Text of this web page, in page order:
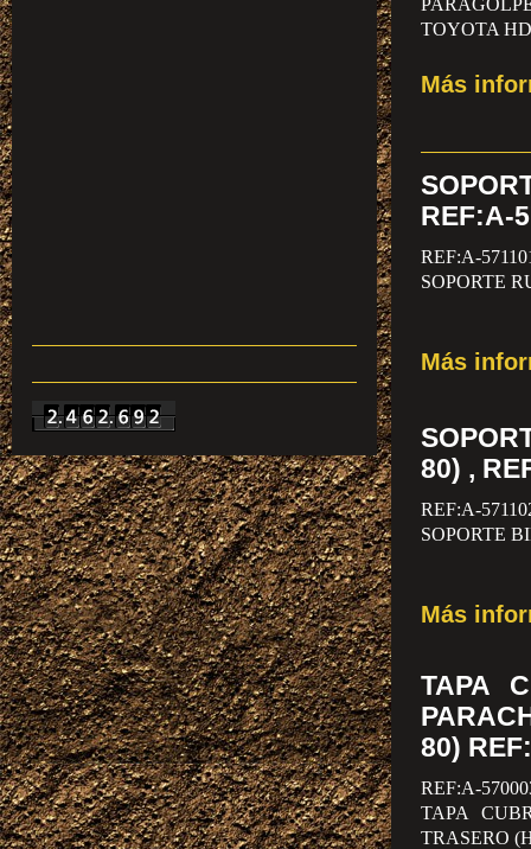
TOYOTA
Más
REF:A-
REF:A-
SOPORTE
Más
80) ,
REF:A-
SOPORTE
Más
TAPA
80)
REF:A-
TAPA
TRASERO